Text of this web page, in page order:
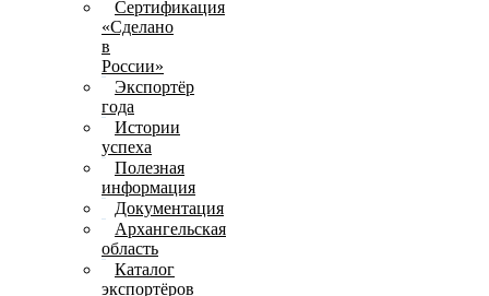
Сертификация
«Сделано
в
России»
Экспортёр
года
Истории
успеха
Полезная
информация
Документация
Архангельская
область
Каталог
экспортёров